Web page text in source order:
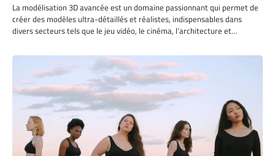
La modélisation 3D avancée est un domaine passionnant qui permet de
créer des modèles ultra-détaillés et réalistes, indispensables dans
divers secteurs tels que le jeu vidéo, le cinéma, l’architecture et…